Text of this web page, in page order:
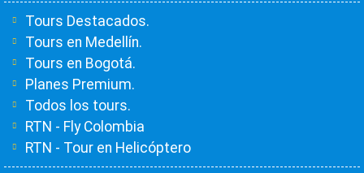
Tours Destacados.
Tours en Medellín.
Tours en Bogotá.
Planes Premium.
Todos los tours.
RTN - Fly Colombia
RTN - Tour en Helicóptero